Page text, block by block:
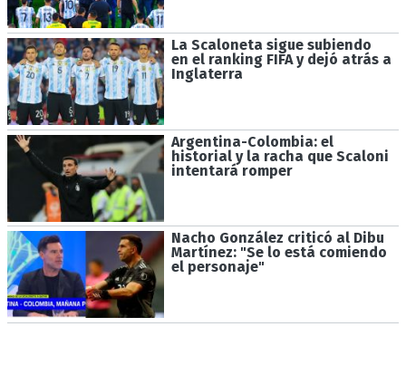
La Scaloneta sigue subiendo
en el ranking FIFA y dejó atrás a
Inglaterra
Argentina-Colombia: el
historial y la racha que Scaloni
intentará romper
Nacho González criticó al Dibu
Martínez: "Se lo está comiendo
el personaje"